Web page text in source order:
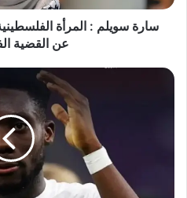
للدفاع
سارة سويلم : المرأة
عن القضية
ماذا